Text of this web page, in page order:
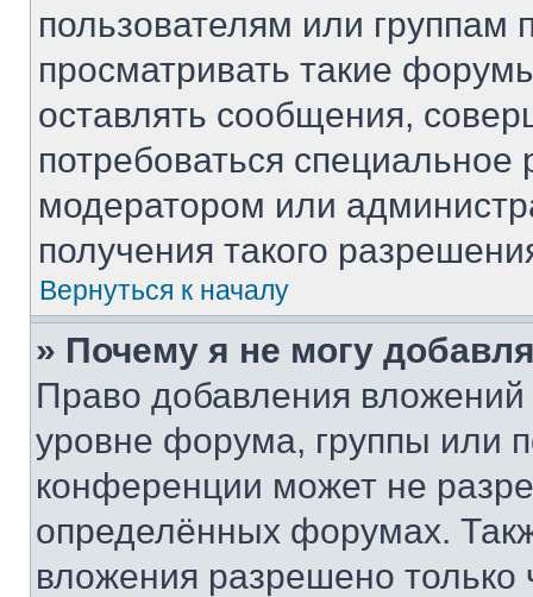
пользователям или группам
просматривать такие
оставлять сообщения,
потребоваться
модератором или
получения такого
Вернуться к началу
» Почему я не могу
Право добавления
уровне форума, группы или
конференции может не
определённых форумах.
вложения разрешено